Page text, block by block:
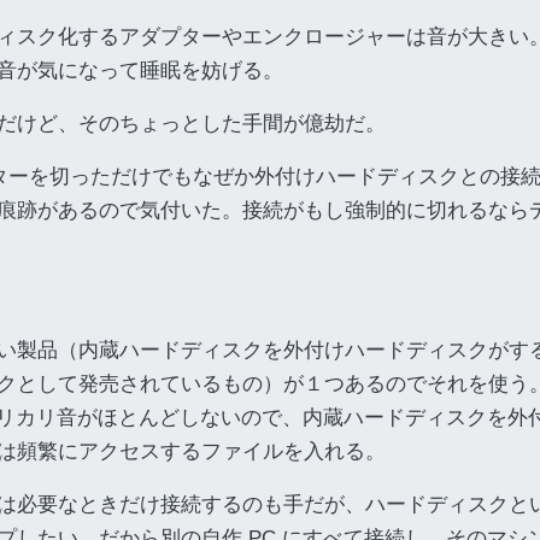
スク化するアダプターやエンクロージャーは音が大きい
が気になって睡眠を妨げる。
ど、そのちょっとした手間が億劫だ。
を切っただけでもなぜか外付けハードディスクとの接
跡があるので気付いた。接続がもし強制的に切れるなら
製品（内蔵ハードディスクを外付けハードディスクがす
として発売されているもの）が１つあるのでそれを使う
カリ音がほとんどしないので、内蔵ハードディスクを外
繁にアクセスするファイルを入れる。
必要なときだけ接続するのも手だが、ハードディスクと